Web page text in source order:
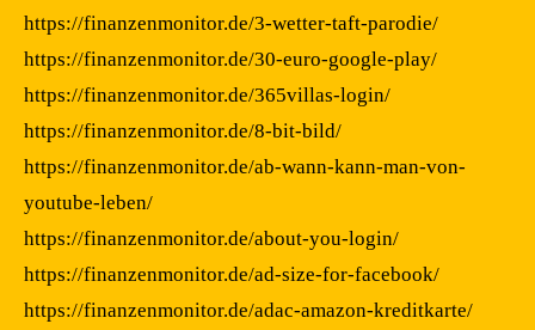
https://finanzenmonitor.de/3-wetter-taft-parodie/
https://finanzenmonitor.de/30-euro-google-play/
https://finanzenmonitor.de/365villas-login/
https://finanzenmonitor.de/8-bit-bild/
https://finanzenmonitor.de/ab-wann-kann-man-von-
youtube-leben/
https://finanzenmonitor.de/about-you-login/
https://finanzenmonitor.de/ad-size-for-facebook/
https://finanzenmonitor.de/adac-amazon-kreditkarte/